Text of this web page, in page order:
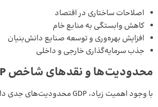
اصلاحات ساختاری در اقتصاد
کاهش وابستگی به منابع خام
افزایش بهره‌وری و توسعه صنایع دانش‌بنیان
جذب سرمایه‌گذاری خارجی و داخلی
محدودیت‌ها و نقدهای شاخص GDP
با وجود اهمیت زیاد، GDP محدودیت‌های جدی دارد: